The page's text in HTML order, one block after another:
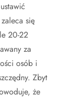
się
20-22
za
osób i
Zbyt
że